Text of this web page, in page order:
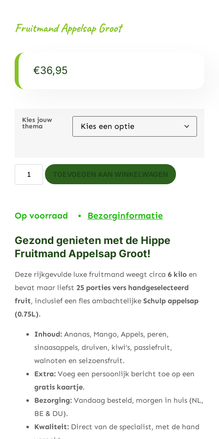
Fruitmand Appelsap Groot
€36,95
Kies jouw
thema
TOEVOEGEN AAN WINKELWAGEN
Op voorraad • Bezorginformatie
Gezond genieten met de Hippe
Fruitmand Appelsap Groot!
Deze rijkgevulde luxe fruitmand weegt circa 6 kilo en
bevat maar liefst 25 porties vers handgeselecteerd
fruit, inclusief een fles ambachtelijke Schulp appelsap
(0.75L).
Inhoud: Ananas, Mango, Appels, peren,
sinaasappels, druiven, kiwi’s, passiefruit,
walnoten en seizoensfruit.
Extra: Voeg een persoonlijk bericht toe op een
gratis kaartje.
Bezorging: Vandaag besteld, morgen in huis (NL,
BE & DU).
Kwaliteit: Direct van de specialist, met de hand